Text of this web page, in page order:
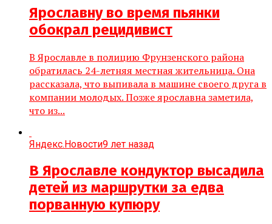
Ярославну во время пьянки
обокрал рецидивист
В Ярославле в полицию Фрунзенского района
обратилась 24-летняя местная жительница. Она
рассказала, что выпивала в машине своего друга в
компании молодых. Позже ярославна заметила,
что из...
Яндекс.Новости9 лет назад
В Ярославле кондуктор высадила
детей из маршрутки за едва
порванную купюру